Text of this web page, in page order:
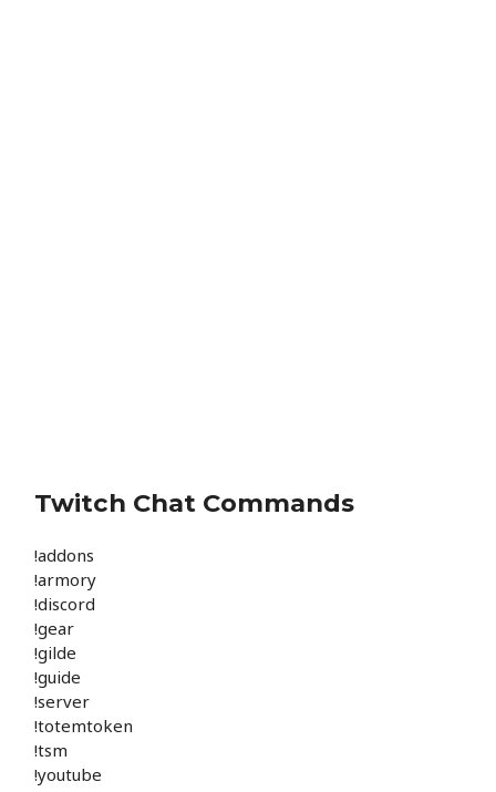
Twitch Chat Commands
!addons
!armory
!discord
!gear
!gilde
!guide
!server
!totemtoken
!tsm
!youtube